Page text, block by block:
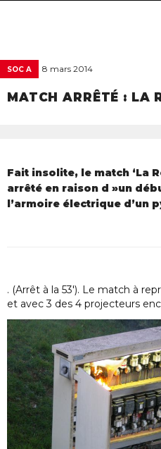
SOC A 8 mars 2014
MATCH ARRÊTÉ : LA
Fait insolite, le match ‘La
arrêté en raison d »un
l’armoire électrique d’un
. (Arrêt à la 53′). Le match à
et avec 3 des 4 projecteurs